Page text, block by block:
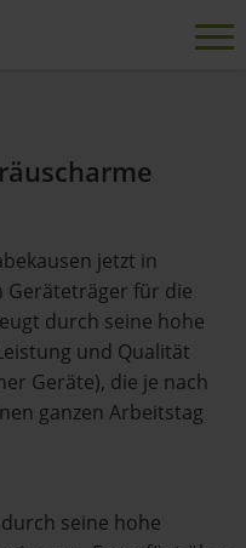
jetzt in
Geräteträger für die
durch seine hohe
und Qualität
Geräte), die je nach
ganzen Arbeitstag
seine hohe